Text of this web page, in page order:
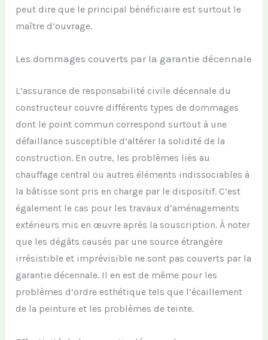
peut dire que le principal bénéficiaire est surtout le
maître d’ouvrage.
Les dommages couverts par la garantie décennale
L’assurance de responsabilité civile décennale du
constructeur couvre différents types de dommages
dont le point commun correspond surtout à une
défaillance susceptible d’altérer la solidité de la
construction. En outre, les problèmes liés au
chauffage central ou autres éléments indissociablesà
la bâtisse sont pris en charge par le dispositif. C’est
également le cas pour lestravaux d’aménagements
extérieurs mis en œuvre après la souscription. À noter
que les dégâts causés par une source étrangère
irrésistible et imprévisible ne sont pas couverts par la
garantie décennale. Il en est de même pour les
problèmes d’ordre esthétique tels que l’écaillement
de la peinture et les problèmes de teinte.